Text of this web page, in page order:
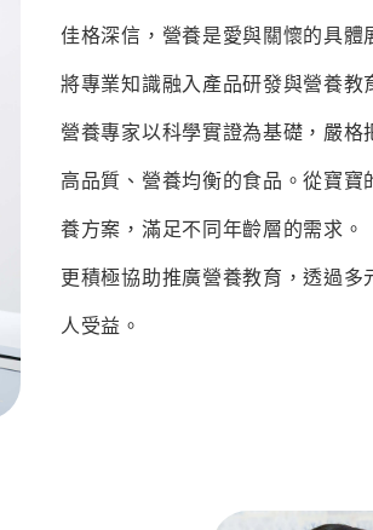
佳格深信，營養是愛與關懷的具體
將專業知識融入產品研發與營養教
營養專家以科學實證為基礎，嚴格
高品質、營養均衡的食品。從寶
養方案，滿足不同年齡層的需求。
更積極協助推廣營養教育，透過
人受益。